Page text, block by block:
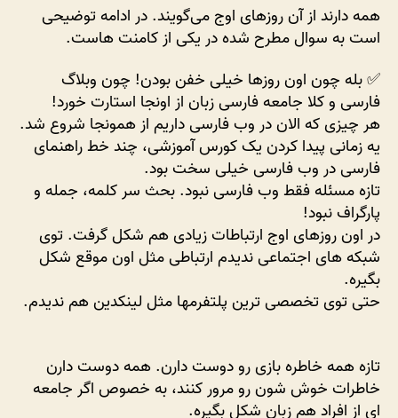
ی
بسته
شدن
سرویس
بیان،
دائما
از
روزهای
اوج
وبلاگنویسی
همه دارند از آن روز‌های اوج می‌گویند. در ادامه توضیحی
است به سوال مطرح شده در یکی از کامنت هاست.
✅ بله چون اون روزها خیلی خفن بودن! چون وبلاگ
فارسی و کلا جامعه فارسی زبان از اونجا استارت خورد!
هر چیزی که الان در وب فارسی داریم از همونجا شروع شد.
یه زمانی پیدا کردن یک کورس آموزشی، چند خط راهنمای
فارسی در وب فارسی خیلی سخت بود.
تازه مسئله فقط وب فارسی نبود. بحث سر کلمه، جمله و
پارگراف نبود!
در اون روزهای اوج ارتباطات زیادی هم شکل گرفت. توی
شبکه های اجتماعی ندیدم ارتباطی مثل اون موقع شکل
بگیره.
حتی توی تخصصی ترین پلتفرمها مثل لینکدین هم ندیدم.
تازه همه خاطره بازی رو دوست دارن. همه دوست دارن
خاطرات خوش شون رو مرور کنند، به خصوص اگر جامعه
ای از افراد هم زبان شکل بگیره.